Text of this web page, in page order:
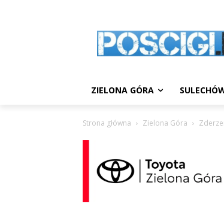
ZIELONA GÓRA
Strona główna Zielona Góra